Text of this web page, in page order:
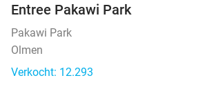
Entree Pakawi Park
Pakawi Park
Olmen
Verkocht: 12.293